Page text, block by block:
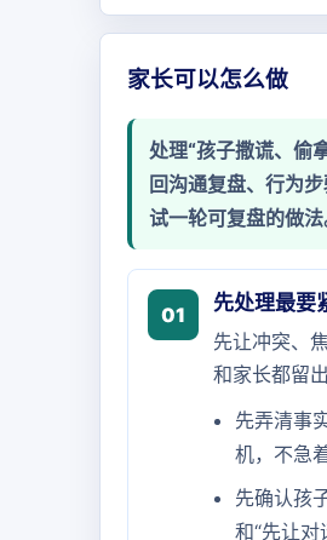
家长可以怎么做
处理“孩子撒谎、偷
回沟通复盘、行为
试一轮可复盘的做法
01
先处理最要
先让冲突、
和家长都留
先弄清事
机，不急
先确认孩
和“先让